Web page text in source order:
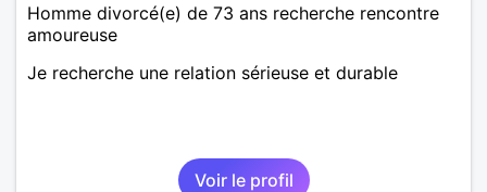
Homme divorcé(e) de 73 ans recherche rencontre
amoureuse
Je recherche une relation sérieuse et durable
Voir le profil